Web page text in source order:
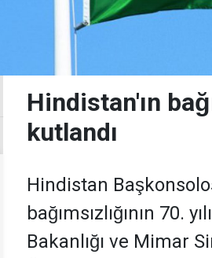
Hindistan'ın
kutlandı
Hindistan
bağımsızlığının 70.
Bakanlığı ve Mimar